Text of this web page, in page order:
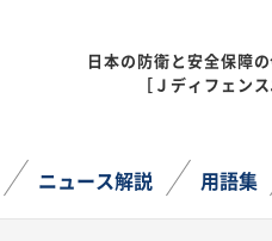
日本の防衛と安全保障
［Ｊディフェン
ニュース解説 用語集